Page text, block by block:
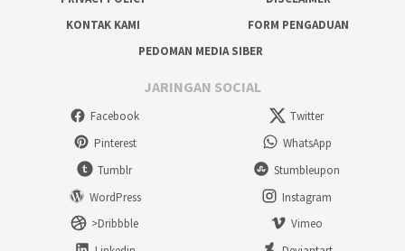
KONTAK KAMI
FORM PENGADUAN
PEDOMAN MEDIA SIBER
JARINGAN SOCIAL
Facebook
Twitter
Pinterest
WhatsApp
Tumblr
Stumbleupon
WordPress
Instagram
>Dribbble
Vimeo